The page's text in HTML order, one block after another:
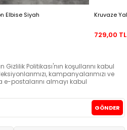
Elbise Siyah Kruvaze
729,00 TL
Politikası'nın koşullarını kabul
kampanyalarımızı ve
e-postalarını almayı kabul
GÖNDER